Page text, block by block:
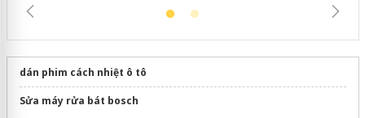
dán phim cách nhiệt ô tô
Sửa máy rửa bát bosch